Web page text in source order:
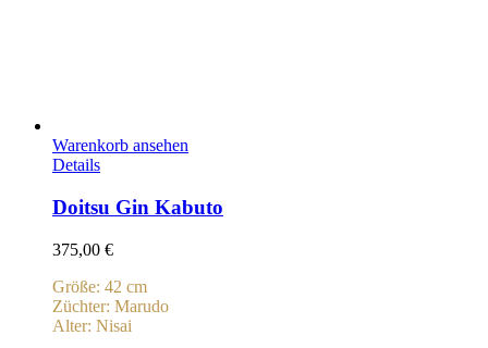
Warenkorb ansehen
Details
Doitsu Gin Kabuto
375,00 €
Größe: 42 cm
Züchter: Marudo
Alter: Nisai